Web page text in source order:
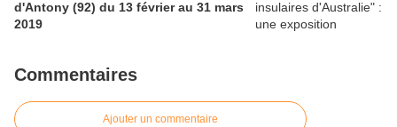
d'Antony (92) du 13 février au 31 mars
2019
Commentaires
Ajouter un commentaire